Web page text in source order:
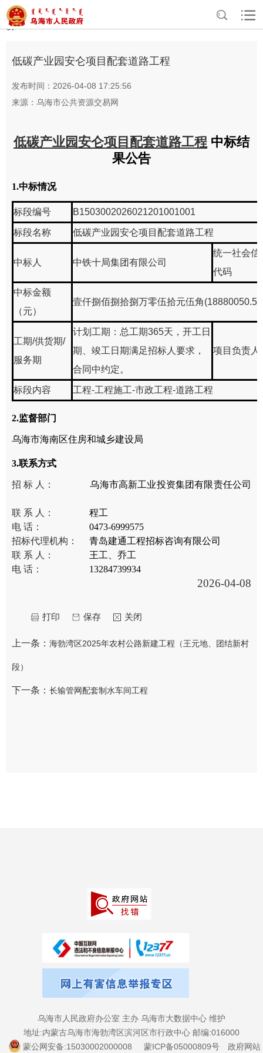
首页>资讯中心 > 专题专栏 > 工程建
设
低碳产业园安仑项目配套道路工程
发布时间：2026-04-08 17:25:56
来源：乌海市公共资源交易网
低碳产业园安仑项目配套道路工程 中标结
果公告
1.中标情况
标段编号 B1503002026021201001001
标段名称 低碳产业园安仑项目配套道路工程
中标人 中铁十局集团有限公司
统一社会信
代码
中标金额
（元）
壹仟捌佰捌拾捌万零伍拾元伍角(18880050.5
工期/供货期/
服务期
计划工期：总工期365天，开工日
期、竣工日期满足招标人要求，
合同中约定。
项目负责人
标段内容 工程-工程施工-市政工程-道路工程
2.监督部门
乌海市海南区住房和城乡建设局
3.联系方式
招 标 人： 乌海市高新工业投资集团有限责任公司
联 系 人：
程工
电 话：
0473-6999575
招标代理机构：
青岛建通工程招标咨询有限公司
联 系 人：
王工、乔工
电 话：
13284739934
2026-04-08
关闭
保存
打印
上一条： 海勃湾区2025年农村公路新建工程（王元地、团结新村
段）
下一条： 长输管网配套制水车间工程
乌海市人民政府办公室 主办 乌海市大数据中心 维护
地址:内蒙古乌海市海勃湾区滨河区市行政中心 邮编:016000
蒙公网安备:15030002000008
蒙ICP备05000809号 政府网站